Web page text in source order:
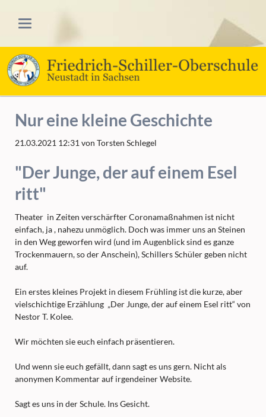
Nur eine kleine Geschichte
21.03.2021 12:31 von Torsten Schlegel
"Der Junge, der auf einem Esel
ritt"
Theater in Zeiten verschärfter Coronamaßnahmen ist nicht
einfach, ja , nahezu unmöglich. Doch was immer uns an Steinen
in den Weg geworfen wird (und im Augenblick sind es ganze
Trockenmauern, so der Anschein), Schillers Schüler geben nicht
auf.
Ein erstes kleines Projekt in diesem Frühling ist die kurze, aber
vielschichtige Erzählung „Der Junge, der auf einem Esel ritt“ von
Nestor T. Kolee.
Wir möchten sie euch einfach präsentieren.
Und wenn sie euch gefällt, dann sagt es uns gern. Nicht als
anonymen Kommentar auf irgendeiner Website.
Sagt es uns in der Schule. Ins Gesicht.